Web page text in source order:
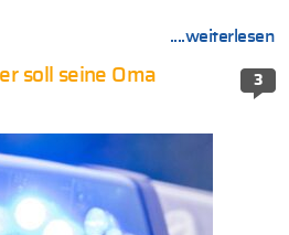
....weiterlesen
3
soll seine Oma